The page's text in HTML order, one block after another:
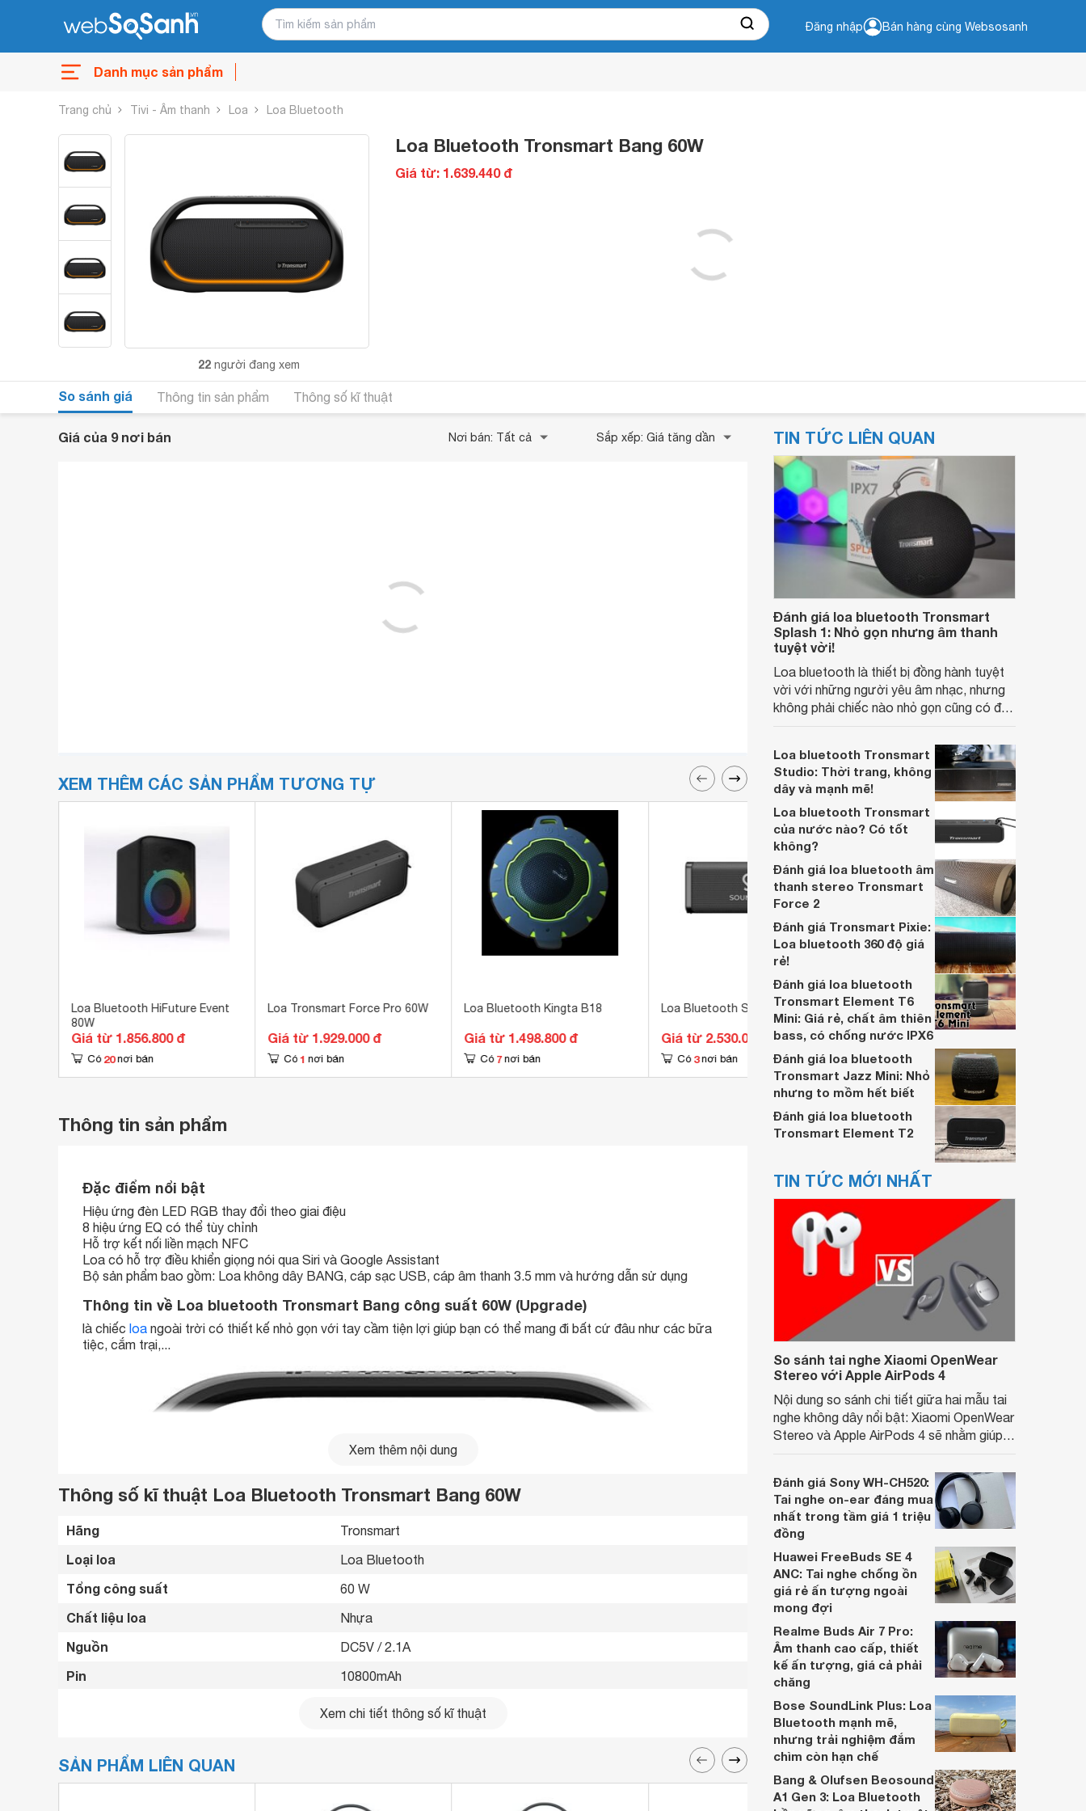
Đăng nhập Bán hàng cùng Websosanh
Danh mục sản phẩm
Trang chủ Tivi - Âm thanh Loa Loa Bluetooth
22 người đang xem
Loa Bluetooth Tronsmart Bang 60W
Giá từ: 1.639.440 đ
So sánh giá Thông tin sản phẩm Thông số kĩ thuật
Giá của 9 nơi bán Nơi bán: Tất cả Sắp xếp: Giá tăng dần
XEM THÊM CÁC SẢN PHẨM TƯƠNG TỰ
Loa Bluetooth HiFuture Event
80W
Giá từ 1.856.800 đ
Có 20 nơi bán
Loa Tronsmart Force Pro 60W
Giá từ 1.929.000 đ
Có 1 nơi bán
Loa Bluetooth Kingta B18
Giá từ 1.498.800 đ
Có 7 nơi bán
Loa Bluetooth Sounarc M1
Giá từ 2.530.000 đ
Có 3 nơi bán
Loa bluetooth Tronsmart Force
SE 50W
Giá từ 1.747.900 đ
Có 2 nơi bán
Thông tin sản phẩm
Đặc điểm nổi bật
Hiệu ứng đèn LED RGB thay đổi theo giai điệu
8 hiệu ứng EQ có thể tùy chỉnh
Hỗ trợ kết nối liền mạch NFC
Loa có hỗ trợ điều khiển giọng nói qua Siri và Google Assistant
Bộ sản phẩm bao gồm: Loa không dây BANG, cáp sạc USB, cáp âm thanh 3.5 mm và hướng dẫn sử dụng
Thông tin về Loa bluetooth Tronsmart Bang công suất 60W (Upgrade)
là chiếc loa ngoài trời có thiết kế nhỏ gọn với tay cầm tiện lợi giúp bạn có thể mang đi bất cứ đâu như các bữa
tiệc, cắm trại,...
Công nghệ TuneConn cho phép người dùng ghép nối không dây tới 100 loa để một thiết bị duy nhất mang lại cho
Xem thêm nội dung
Thông số kĩ thuật Loa Bluetooth Tronsmart Bang 60W
Hãng Tronsmart
Loại loa Loa Bluetooth
Tổng công suất 60 W
Chất liệu loa Nhựa
Nguồn DC5V / 2.1A
Pin 10800mAh
70Hz-20kHz
Thời gian sạc
Xem chi tiết thông số kĩ thuật
SẢN PHẨM LIÊN QUAN
TIN TỨC LIÊN QUAN
Đánh giá loa bluetooth Tronsmart
Splash 1: Nhỏ gọn nhưng âm thanh
tuyệt vời!
Loa bluetooth là thiết bị đồng hành tuyệt
vời với những người yêu âm nhạc, nhưng
không phải chiếc nào nhỏ gọn cũng có độ
Rất may, ta cũng có những chiếc như
Tronsmart Splash 1 được thiết kế cho
những nhu cầu như vậy.
Loa bluetooth Tronsmart
Studio: Thời trang, không
dây và mạnh mẽ!
Loa bluetooth Tronsmart
của nước nào? Có tốt
không?
Đánh giá loa bluetooth âm
thanh stereo Tronsmart
Force 2
Đánh giá Tronsmart Pixie:
Loa bluetooth 360 độ giá
rẻ!
Đánh giá loa bluetooth
Tronsmart Element T6
Mini: Giá rẻ, chất âm thiên
bass, có chống nước IPX6
Đánh giá loa bluetooth
Tronsmart Jazz Mini: Nhỏ
nhưng to mồm hết biết
Đánh giá loa bluetooth
Tronsmart Element T2
TIN TỨC MỚI NHẤT
So sánh tai nghe Xiaomi OpenWear
Stereo với Apple AirPods 4
Nội dung so sánh chi tiết giữa hai mẫu tai
nghe không dây nổi bật: Xiaomi OpenWear
Stereo và Apple AirPods 4 sẽ nhằm giúp
dựa trên nhu cầu và sở thích cá nhân. Cả
hai đều là sản phẩm chất lượng cao,
nhưng hướng tới đối tượng khách hàng
khác nhau.
Đánh giá Sony WH-CH520:
Tai nghe on-ear đáng mua
nhất trong tầm giá 1 triệu
đồng
Huawei FreeBuds SE 4
ANC: Tai nghe chống ồn
giá rẻ ấn tượng ngoài
mong đợi
Realme Buds Air 7 Pro:
Âm thanh cao cấp, thiết
kế ấn tượng, giá cả phải
chăng
Bose SoundLink Plus: Loa
Bluetooth mạnh mẽ,
nhưng trải nghiệm đắm
chìm còn hạn chế
Bang & Olufsen Beosound
A1 Gen 3: Loa Bluetooth